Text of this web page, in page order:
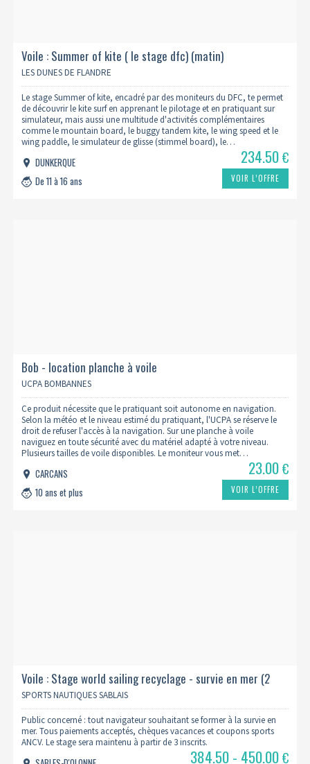
Voile : Summer of kite ( le stage dfc) (matin)
LES DUNES DE FLANDRE
Le stage Summer of kite, encadré par des moniteurs du DFC, te permet
de découvrir le kite surf en apprenant le pilotage et en pratiquant sur
simulateur, mais aussi une multitude d'activités complémentaires
comme le mountain board, le buggy tandem kite, le wing speed et le
wing paddle, le simulateur de glisse (stimmel board), le…
DUNKERQUE
De 11 à 16 ans
234.50€
VOIR L’OFFRE
Bob - location planche à voile
UCPA BOMBANNES
Ce produit nécessite que le pratiquant soit autonome en navigation.
Selon la météo et le niveau estimé du pratiquant, l'UCPA se réserve le
droit de refuser l'accès à la navigation. Sur une planche à voile
naviguez en toute sécurité avec du matériel adapté à votre niveau.
Plusieurs tailles de voile disponibles. Le moniteur vous met…
CARCANS
10 ans et plus
23.00€
VOIR L’OFFRE
Voile : Stage world sailing recyclage - survie en mer (2
jours) - 2026
SPORTS NAUTIQUES SABLAIS
Public concerné : tout navigateur souhaitant se former à la survie en
mer. Tous paiements acceptés, chèques vacances et coupons sports
ANCV. Le stage sera maintenu à partir de 3 inscrits.
384.50 - 450.00€